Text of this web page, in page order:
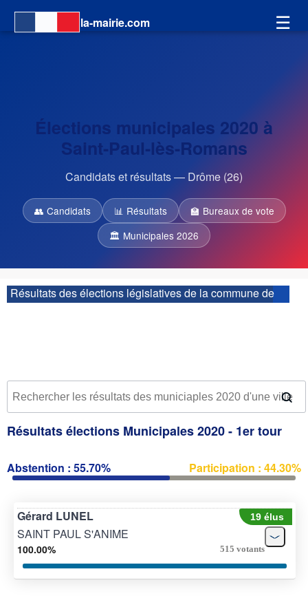
la-mairie.com ☰
Élections municipales 2020 à
Saint-Paul-lès-Romans
Candidats et résultats — Drôme (26)
👥 Candidats 📊 Résultats
🏫 Bureaux de vote
🏛 Municipales 2026
Résultats des élections législatives de la commune de
Saint-Paul-lès-Romans :| 4ème circonscription
Résultats élections Municipales 2020 - 1er tour
Abstention : 55.70% Participation : 44.30%
Gérard LUNEL 19 élus
SAINT PAUL S'ANIME
100.00% 515 votants